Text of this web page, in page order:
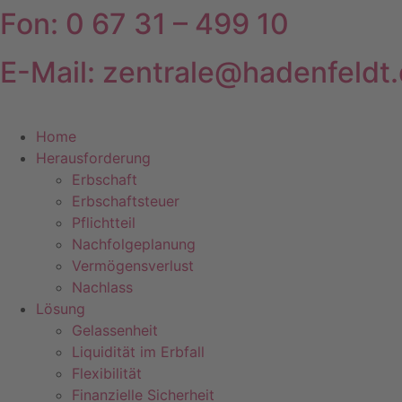
Zum
Inhalt
springen
Fon: 0 67 31 – 499 10
E-Mail:
Home
Herausforderung
Erbschaft
Erbschaftsteuer
Pflichtteil
Nachfolgeplanung
Vermögensverlust
Nachlass
Lösung
Gelassenheit
Liquidität im Erbfall
Flexibilität
Finanzielle Sicherheit